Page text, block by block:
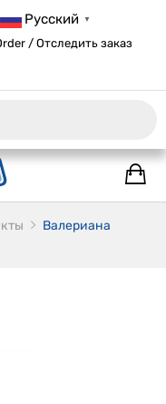
Русский ▼
/ Отследить заказ
Валериана